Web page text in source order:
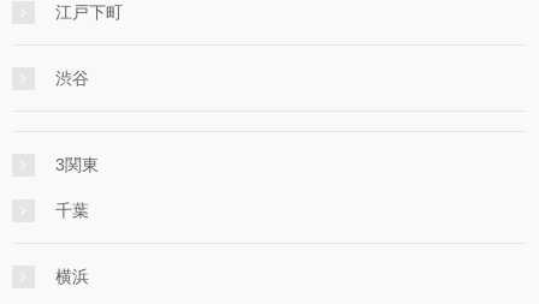
江戸下町
渋谷
3関東
千葉
横浜